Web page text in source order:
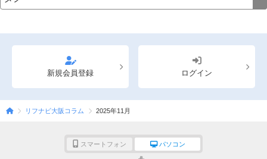
新規会員登録 ログイン
リフナビ大阪コラム 2025年11月
スマートフォン パソコン